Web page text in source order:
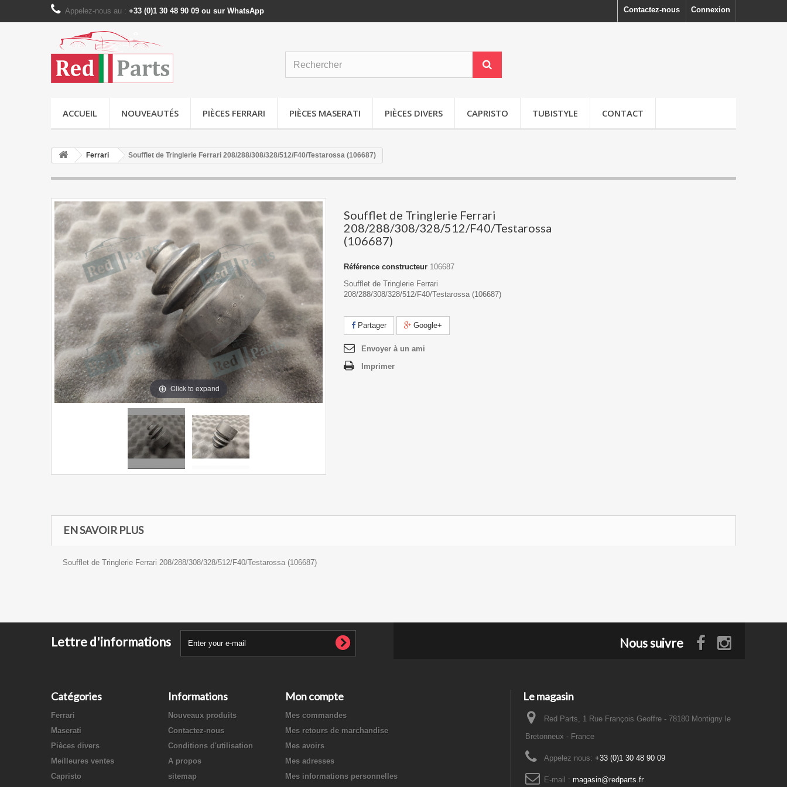
Connexion
Contactez-nous
Appelez-nous au : +33 (0)1 30 48 90 09 ou sur WhatsApp
ACCUEIL NOUVEAUTÉS PIÈCES FERRARI PIÈCES MASERATI PIÈCES DIVERS CAPRISTO TUBISTYLE CONTACT
Ferrari Soufflet de Tringlerie Ferrari 208/288/308/328/512/F40/Testarossa (106687)
Click to expand
Soufflet de Tringlerie Ferrari
208/288/308/328/512/F40/Testarossa
(106687)
Référence constructeur 106687
Soufflet de Tringlerie Ferrari
208/288/308/328/512/F40/Testarossa (106687)
Partager Google+
Envoyer à un ami
Imprimer
EN SAVOIR PLUS
Soufflet de Tringlerie Ferrari 208/288/308/328/512/F40/Testarossa (106687)
Lettre d'informations Nous suivre
Catégories
Ferrari
Maserati
Pièces divers
Meilleures ventes
Capristo
Informations
Nouveaux produits
Contactez-nous
Conditions d'utilisation
A propos
sitemap
Mon compte
Mes commandes
Mes retours de marchandise
Mes avoirs
Mes adresses
Mes informations personnelles
Le magasin
Red Parts, 1 Rue François Geoffre - 78180 Montigny le
Bretonneux - France
Appelez nous: +33 (0)1 30 48 90 09
E-mail : magasin@redparts.fr